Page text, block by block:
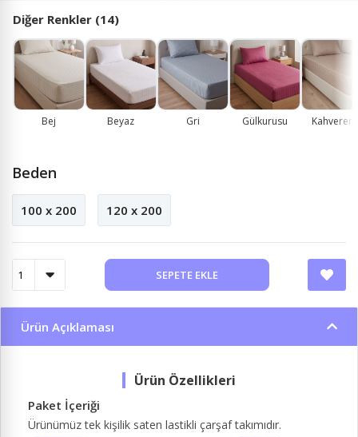
Diğer Renkler (14)
Bej Beyaz Gri Gülkurusu
Beden
100 x 200 120 x 200
SEPETE EKLE
Ürün Açıklaması
Paket İçeriği
Ürünümüz tek kişilik saten lastikli çarşaf takımıdır.